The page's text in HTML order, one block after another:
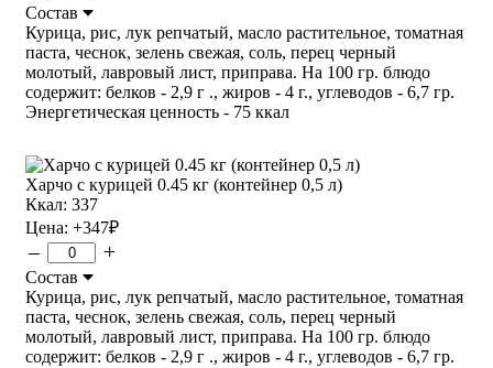
Состав
Курица, рис, лук репчатый, масло растительное, томатная
паста, чеснок, зелень свежая, соль, перец черный
молотый, лавровый лист, приправа. На 100 гр. блюдо
содержит: белков - 2,9 г ., жиров - 4 г., углеводов - 6,7 гр.
Энергетическая ценность - 75 ккал
Харчо с курицей 0.45 кг (контейнер 0,5 л)
Ккал: 337
Цена: +347₽
– +
Состав
Курица, рис, лук репчатый, масло растительное, томатная
паста, чеснок, зелень свежая, соль, перец черный
молотый, лавровый лист, приправа. На 100 гр. блюдо
содержит: белков - 2,9 г ., жиров - 4 г., углеводов - 6,7 гр.